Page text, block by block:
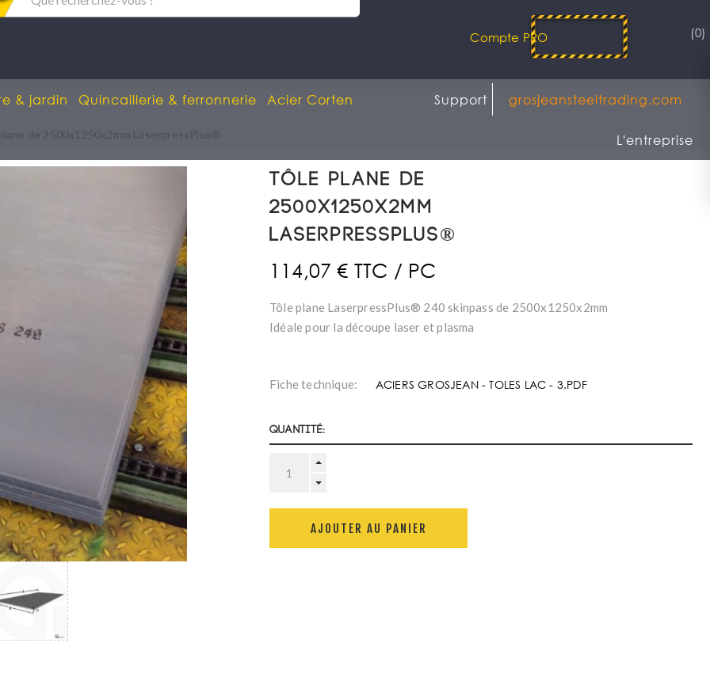
Compte PRO (0)
& jardin Quincaillerie & ferronnerie Acier Corten grosjeansteeltrading.com
Support
L'entreprise
de 2500x1250x2mm LaserpressPlus®
Tôle plane de
2500x1250x2mm
LaserpressPlus®
114,07 € TTC / PC
Tôle plane LaserpressPlus® 240 skinpass de 2500x1250x2mm
Idéale pour la découpe laser et plasma
Fiche technique: ACIERS GROSJEAN - TOLES LAC - 3.PDF
Quantité:
AJOUTER AU PANIER